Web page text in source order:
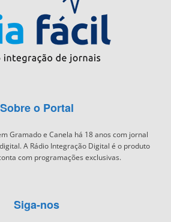
Sobre o Portal
Gramado e Canela há 18 anos com jornal
A Rádio Integração Digital é o produto
com programações exclusivas.
Siga-nos